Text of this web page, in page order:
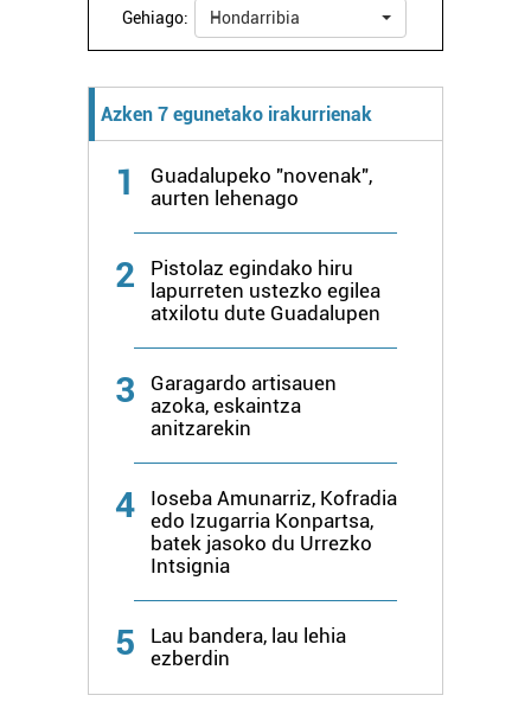
Gehiago: Hondarribia
Azken 7 egunetako irakurrienak
1
Guadalupeko "novenak",
aurten lehenago
2
Pistolaz egindako hiru
lapurreten ustezko egilea
atxilotu dute Guadalupen
3
Garagardo artisauen
azoka, eskaintza
anitzarekin
4
Ioseba Amunarriz, Kofradia
edo Izugarria Konpartsa,
batek jasoko du Urrezko
Intsignia
5
Lau bandera, lau lehia
ezberdin